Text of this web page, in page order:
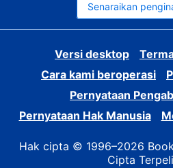
Senaraikan
Versi desktop
Cara kami beroperasi
Pernyataan
Pernyataan Hak Manusia
Hak cipta © 1996–2026
Cipta